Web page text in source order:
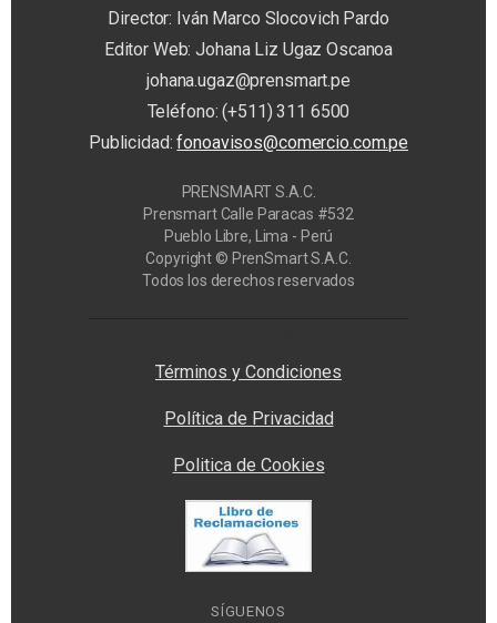
Director: Iván Marco Slocovich Pardo
Editor Web: Johana Liz Ugaz Oscanoa
johana.ugaz@prensmart.pe
Teléfono: (+511) 311 6500
Publicidad:fonoavisos@comercio.com.pe
PRENSMART S.A.C.
Prensmart Calle Paracas #532
Pueblo Libre, Lima - Perú
Copyright © PrenSmart S.A.C.
Todos los derechos reservados
Términos y Condiciones
Política de Privacidad
Politica de Cookies
SÍGUENOS